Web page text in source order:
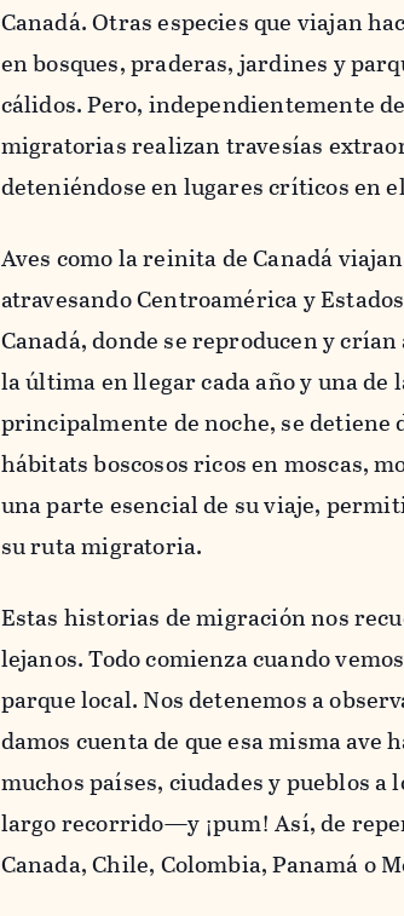
Canadá. Otras especies que viajan
en bosques, praderas, jardines y
cálidos. Pero, independientemente
migratorias realizan travesías
deteniéndose en lugares críticos en
Aves como la reinita de Canadá
atravesando Centroamérica y
Canadá, donde se reproducen y
la última en llegar cada año y una
principalmente de noche, se
hábitats boscosos ricos en moscas,
una parte esencial de su viaje,
su ruta migratoria.
Estas historias de migración nos
lejanos. Todo comienza cuando
parque local. Nos detenemos a
damos cuenta de que esa misma ave
muchos países, ciudades y pueblos
largo recorrido—y ¡pum! Así, de
Canada, Chile, Colombia, Panamá o